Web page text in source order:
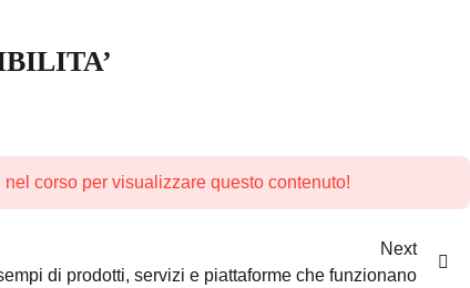
nel corso per visualizzare questo contenuto!
Next
di prodotti, servizi e piattaforme che funzionano